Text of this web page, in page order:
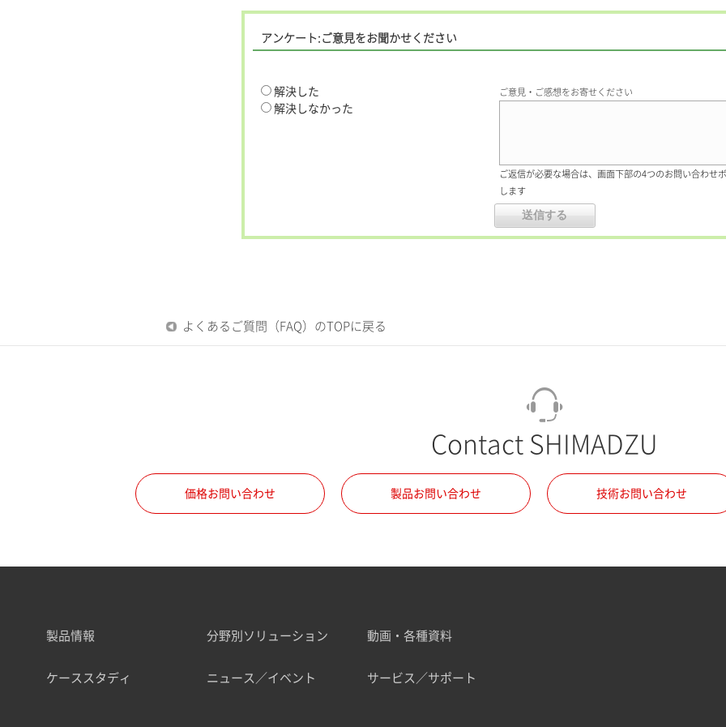
アンケート:ご意見をお聞かせください
解決した
解決しなかった
ご意見・ご感想をお寄せください
ご返信が必要な場合は、画面下部の4つのお問い合わせ
します
よくあるご質問（FAQ）のTOPに戻る
Contact SHIMADZU
価格お問い合わせ 製品お問い合わせ 技術お問い合わせ
製品情報 分野別ソリューション 動画・各種資料
ケーススタディ ニュース／イベント サービス／サポート